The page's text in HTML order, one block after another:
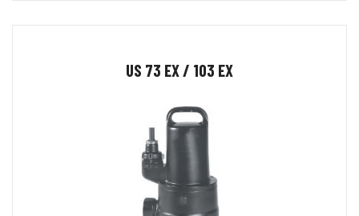
US 73 EX / 103 EX